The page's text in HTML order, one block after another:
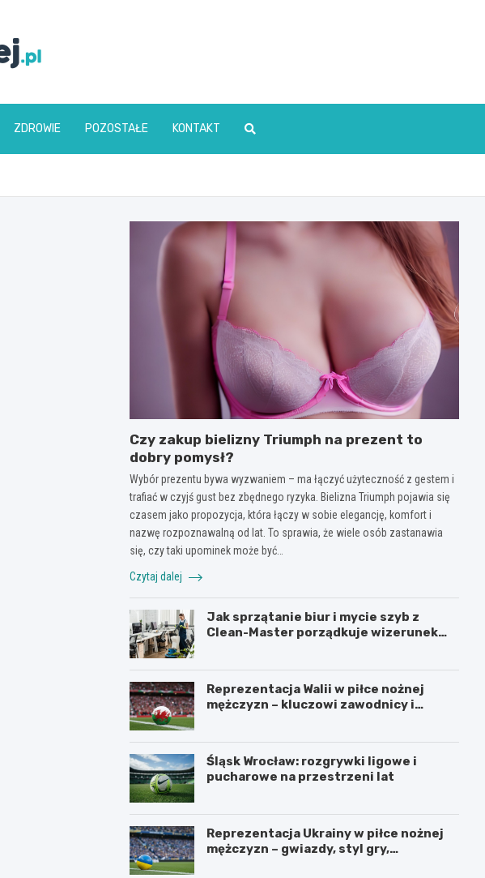
ZDROWIE POZOSTAŁE KONTAKT
Czy zakup bielizny Triumph na prezent to
dobry pomysł?
Wybór prezentu bywa wyzwaniem – ma łączyć użyteczność z gestem i
trafiać w czyjś gust bez zbędnego ryzyka. Bielizna Triumph pojawia się
czasem jako propozycja, która łączy w sobie elegancję, komfort i
nazwę rozpoznawalną od lat. To sprawia, że wiele osób zastanawia
się, czy taki upominek może być…
Czytaj dalej
Jak sprzątanie biur i mycie szyb z
Clean-Master porządkuje wizerunek
Reprezentacja Walii w piłce nożnej
mężczyzn – kluczowi zawodnicy i
Śląsk Wrocław: rozgrywki ligowe i
pucharowe na przestrzeni lat
Reprezentacja Ukrainy w piłce nożnej
mężczyzn – gwiazdy, styl gry,